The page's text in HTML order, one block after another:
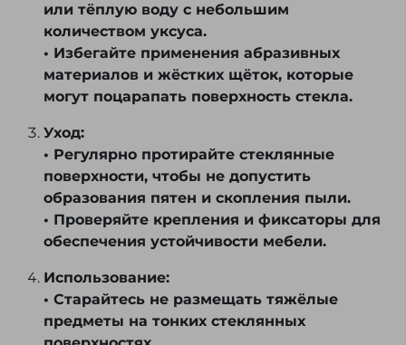
или тёплую воду с небольшим
количеством уксуса.
• Избегайте применения абразивных
материалов и жёстких щёток, которые
могут поцарапать поверхность стекла.
Уход:
• Регулярно протирайте стеклянные
поверхности, чтобы не допустить
образования пятен и скопления пыли.
• Проверяйте крепления и фиксаторы для
обеспечения устойчивости мебели.
Использование:
• Старайтесь не размещать тяжёлые
предметы на тонких стеклянных